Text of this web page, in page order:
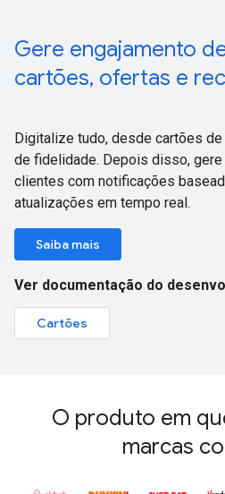
Gere engajamento
cartões, ofertas e
Digitalize tudo, desde cartões
de fidelidade. Depois disso, gere
clientes com notificações
atualizações em tempo real.
Saiba mais
Ver documentação do
Cartões
O produto em
marcas